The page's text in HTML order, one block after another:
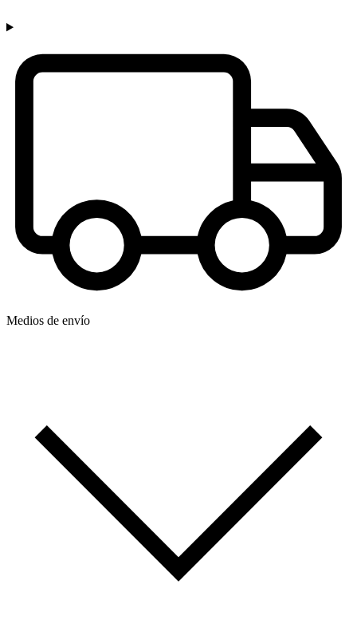
Medios de envío